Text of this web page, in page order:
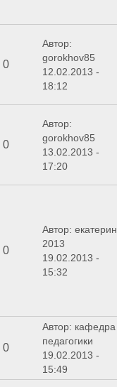
0
Автор:
gorokhov85
12.02.2013 -
18:12
0
Автор:
gorokhov85
13.02.2013 -
17:20
0
Автор:
2013
19.02.2013 -
15:32
0
Автор: кафедра
педагогики
19.02.2013 -
15:49